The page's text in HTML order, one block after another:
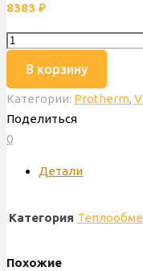
8383 ₽
Количество
_Теплообменник
основной
Vaillant
Turbotec
Panther,
мм,
В корзину
Категории: Protherm,
Поделиться
0
Детали
Категория
Похожие